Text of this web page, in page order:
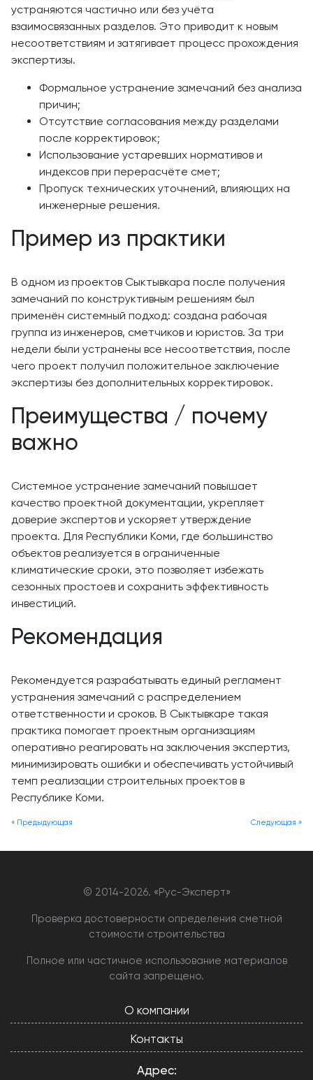
устраняются частично или без учёта
взаимосвязанных разделов. Это приводит к новым
несоответствиям и затягивает процесс прохождения
экспертизы.
Формальное устранение замечаний без анализа
причин;
Отсутствие согласования между разделами
после корректировок;
Использование устаревших нормативов и
индексов при перерасчёте смет;
Пропуск технических уточнений, влияющих на
инженерные решения.
Пример из практики
В одном из проектов Сыктывкара после получения
замечаний по конструктивным решениям был
применён системный подход: создана рабочая
группа из инженеров, сметчиков и юристов. За три
недели были устранены все несоответствия, после
чего проект получил положительное заключение
экспертизы без дополнительных корректировок.
Преимущества / почему
важно
Системное устранение замечаний повышает
качество проектной документации, укрепляет
доверие экспертов и ускоряет утверждение
проекта. Для Республики Коми, где большинство
объектов реализуется в ограниченные
климатические сроки, это позволяет избежать
сезонных простоев и сохранить эффективность
инвестиций.
Рекомендация
Рекомендуется разрабатывать единый регламент
устранения замечаний с распределением
ответственности и сроков. В Сыктывкаре такая
практика помогает проектным организациям
оперативно реагировать на заключения экспертиз,
минимизировать ошибки и обеспечивать устойчивый
темп реализации строительных проектов в
Республике Коми.
Следующая »
« Предыдующая
© 2014-2026. «Рус-Эксперт»
Проверка достоверности определения сметной
стоимости строительства
Полное или частичное использование материалов
сайта запрещено.
О компании
Контакты
Адрес: